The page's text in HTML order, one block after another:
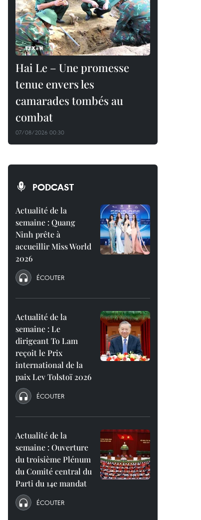
Hai Le – Une promesse
tenue envers les
camarades tombés au
combat
07/08/2026 00:30
PODCAST
Actualité de la
semaine : Quang
Ninh prête à
accueillir Miss World
2026
ÉCOUTER
Actualité de la
semaine : Le
dirigeant To Lam
reçoit le Prix
international de la
paix Lev Tolstoï 2026
ÉCOUTER
Actualité de la
semaine : Ouverture
du troisième Plénum
du Comité central du
Parti du 14e mandat
ÉCOUTER